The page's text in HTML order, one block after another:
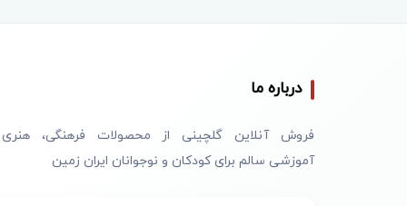
درباره ما
فروش آنلاین گلچینی از محصولات فرهنگی،
آموزشی سالم برای کودکان و نوجوانان ایران زمین